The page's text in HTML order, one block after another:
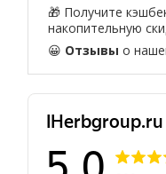
🎁 Получите
накопительную
😀 Отзывы о